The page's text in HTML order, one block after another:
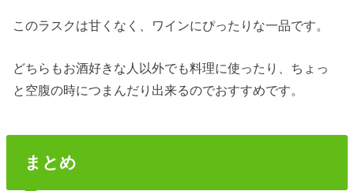
このラスクは甘くなく、ワインにぴったりな一品です。
どちらもお酒好きな人以外でも料理に使ったり、ちょっ
と空腹の時につまんだり出来るのでおすすめです。
まとめ